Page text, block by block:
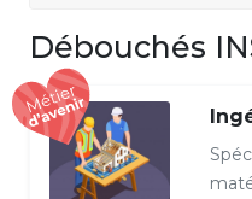
Débouchés